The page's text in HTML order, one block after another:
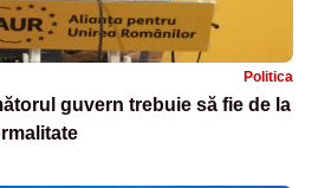
Politica
guvern trebuie să fie de la